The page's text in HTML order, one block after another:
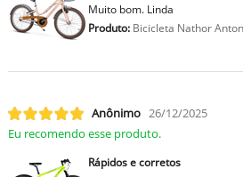
Muito bom. Linda
Produto:Bicicleta Nathor
Anônimo 26/12/2025
Eu recomendo esse produto.
Rápidos e corretos